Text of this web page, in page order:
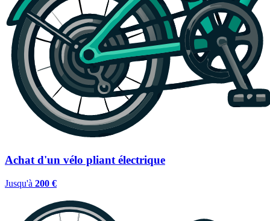
Achat d'un vélo pliant électrique
Jusqu'à 200 €